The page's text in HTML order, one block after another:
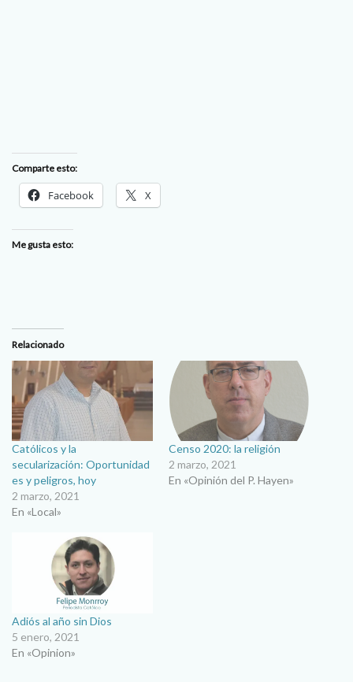
Comparte esto:
Facebook X
Me gusta esto:
Relacionado
Católicos y la
secularización: Oportunidad
es y peligros, hoy
2 marzo, 2021
En «Local»
Censo 2020: la religión
2 marzo, 2021
En «Opinión del P. Hayen»
Adiós al año sin Dios
5 enero, 2021
En «Opinion»